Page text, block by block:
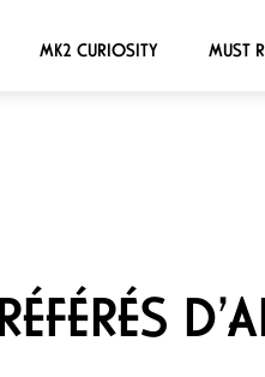
MK2 CURIOSITY MUST